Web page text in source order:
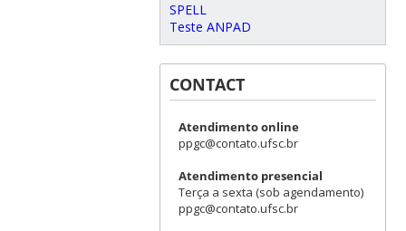
SPELL
Teste ANPAD
CONTACT
Atendimento online
ppgc@contato.ufsc.br
Atendimento presencial
Terça a sexta (sob agendamento)
ppgc@contato.ufsc.br